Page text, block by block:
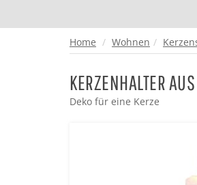
Home Wohnen
KERZENHALTER
Deko für eine Kerze